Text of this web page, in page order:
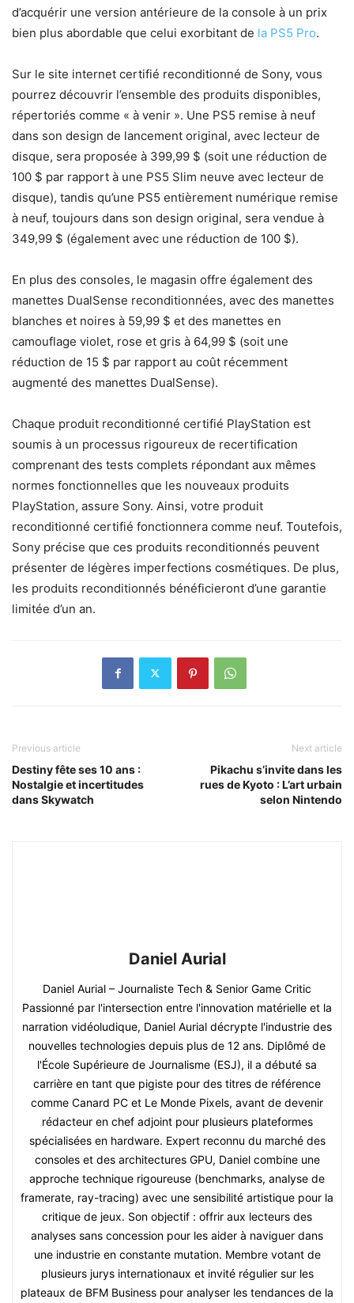
d’acquérir une version antérieure de la console à un prix
bien plus abordable que celui exorbitant de la PS5 Pro.
Sur le site internet certifié reconditionné de Sony, vous
pourrez découvrir l’ensemble des produits disponibles,
répertoriés comme « à venir ». Une PS5 remise à neuf
dans son design de lancement original, avec lecteur de
disque, sera proposée à 399,99 $ (soit une réduction de
100 $ par rapport à une PS5 Slim neuve avec lecteur de
disque), tandis qu’une PS5 entièrement numérique remise
à neuf, toujours dans son design original, sera vendue à
349,99 $ (également avec une réduction de 100 $).
En plus des consoles, le magasin offre également des
manettes DualSense reconditionnées, avec des manettes
blanches et noires à 59,99 $ et des manettes en
camouflage violet, rose et gris à 64,99 $ (soit une
réduction de 15 $ par rapport au coût récemment
augmenté des manettes DualSense).
Chaque produit reconditionné certifié PlayStation est
soumis à un processus rigoureux de recertification
comprenant des tests complets répondant aux mêmes
normes fonctionnelles que les nouveaux produits
PlayStation, assure Sony. Ainsi, votre produit
reconditionné certifié fonctionnera comme neuf. Toutefois,
Sony précise que ces produits reconditionnés peuvent
présenter de légères imperfections cosmétiques. De plus,
les produits reconditionnés bénéficieront d’une garantie
limitée d’un an.
Previous article
Destiny fête ses 10 ans :
Nostalgie et incertitudes
dans Skywatch
Next article
Pikachu s’invite dans les
rues de Kyoto : L’art urbain
selon Nintendo
Daniel Aurial
Daniel Aurial – Journaliste Tech & Senior Game Critic
Passionné par l'intersection entre l'innovation matérielle et la
narration vidéoludique, Daniel Aurial décrypte l'industrie des
nouvelles technologies depuis plus de 12 ans. Diplômé de
l'École Supérieure de Journalisme (ESJ), il a débuté sa
carrière en tant que pigiste pour des titres de référence
comme Canard PC et Le Monde Pixels, avant de devenir
rédacteur en chef adjoint pour plusieurs plateformes
spécialisées en hardware. Expert reconnu du marché des
consoles et des architectures GPU, Daniel combine une
approche technique rigoureuse (benchmarks, analyse de
framerate, ray-tracing) avec une sensibilité artistique pour la
critique de jeux. Son objectif : offrir aux lecteurs des
analyses sans concession pour les aider à naviguer dans
une industrie en constante mutation. Membre votant de
plusieurs jurys internationaux et invité régulier sur les
plateaux de BFM Business pour analyser les tendances de la